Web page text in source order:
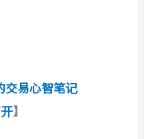
交易心智笔记
】